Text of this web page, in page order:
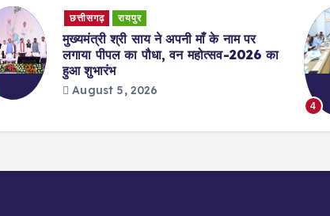
छत्तीसगढ़ रायपुर
मुख्यमंत्री श्री साय ने अपनी माँ के नाम पर
लगाया पीपल का पौधा, वन महोत्सव-2026 का
हुआ शुभारंभ
August 5, 2026
4